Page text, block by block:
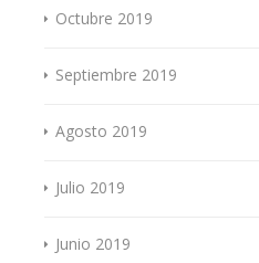
Octubre 2019
Septiembre 2019
Agosto 2019
Julio 2019
Junio 2019